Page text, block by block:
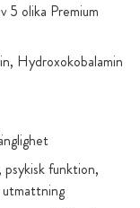
olika Premium
Hydroxokobalamin
funktion,